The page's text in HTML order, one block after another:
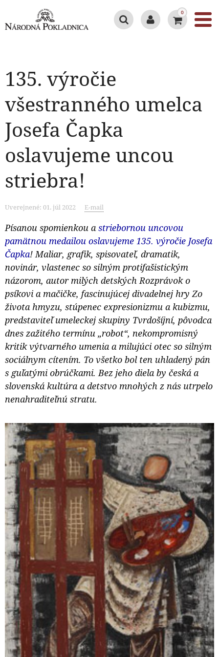
0
135. výročie
všestranného umelca
Josefa Čapka
oslavujeme uncou
striebra!
Uverejnené: 01. júl 2022 E-mail
Písanou spomienkou astriebornou uncovou
pamätnou medailou oslavujeme 135. výročie Josefa
Čapka! Maliar, grafik, spisovateľ, dramatik,
novinár, vlastenec so silným protifašistickým
názorom, autor milých detských Rozprávok o
psíkovi a mačičke, fascinujúcej divadelnej hry Zo
života hmyzu, stúpenec expresionizmu a kubizmu,
predstaviteľ umeleckej skupiny Tvrdošíjní, pôvodca
dnes zažitého termínu „robot“, nekompromisný
kritik výtvarného umenia a milujúci otec so silným
sociálnym cítením. To všetko bol ten uhladený pán
s guľatými obrúčkami. Bez jeho diela by česká a
slovenská kultúra a detstvo mnohých z nás utrpelo
nenahraditeľnú stratu.